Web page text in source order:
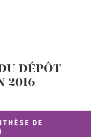
DÉPÔT
2016
DE